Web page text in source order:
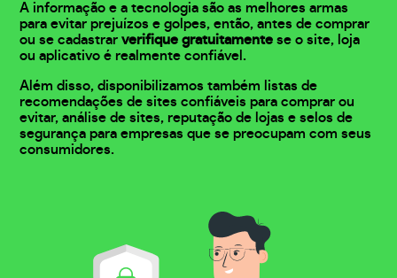
A informação e a tecnologia são as melhores armas
para evitar prejuízos e golpes, então, antes de comprar
ou se cadastrarverifique gratuitamente se o site, loja
ou aplicativo é realmente confiável.
Além disso, disponibilizamos também listas de
recomendações de sites confiáveis para comprar ou
evitar, análise de sites, reputação de lojas e selos de
segurança para empresas que se preocupam com seus
consumidores.